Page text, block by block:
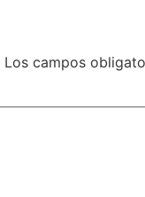
Los campos